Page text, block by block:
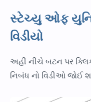
સ્ટેચ્યુ ઓફ
વિડીયો
અહીં નીચે બટન પર
નિબંધ નો વિડીઓ જોઈ